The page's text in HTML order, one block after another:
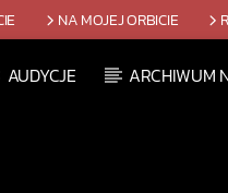
NA MOJEJ ORBICIE
AUDYCJE ARCHIWUM